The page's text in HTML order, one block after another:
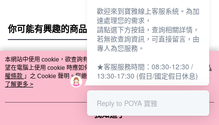
你可能有興趣的商品 全站排行
熱門標籤
本網站中使用 cookie，欲查詢有關本網站使用 cookie 方式之詳情，及若您不希
望在電腦上使用 cookie 時應如何變更電腦的 cookie 設定，請參閱本網站「
隱私
權條款 」之 Cookie 聲明。您繼續使用本網站即表示您同意本公司得按本網站使
用條款之 Cookie 聲明使用 cookie。
了解更多 >
我知道了
歡迎來到寶雅線上客服系統。為加
速處理您的需求，
請點選下方按鈕，查詢相關詳情，
若無欲查詢資訊，可直接留言，由
專人為您服務。
★客服服務時間：08:30-12:30 /
13:30-17:30 (假日/國定假日休息)
Reply to POYA 寶雅